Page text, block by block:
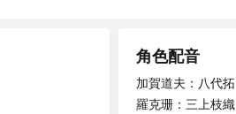
角色配音
加賀道夫：八代拓
羅克珊：三上枝織